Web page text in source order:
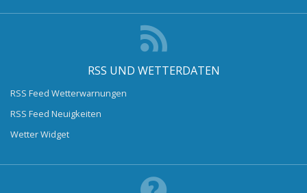
RSS UND WETTERDATEN
RSS Feed Wetterwarnungen
RSS Feed Neuigkeiten
Wetter Widget